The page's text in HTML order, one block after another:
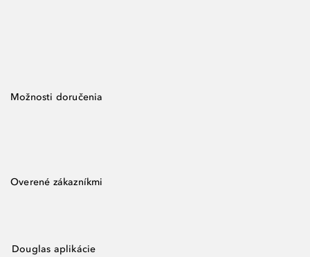
Možnosti doručenia
Overené zákazníkmi
Douglas aplikácie